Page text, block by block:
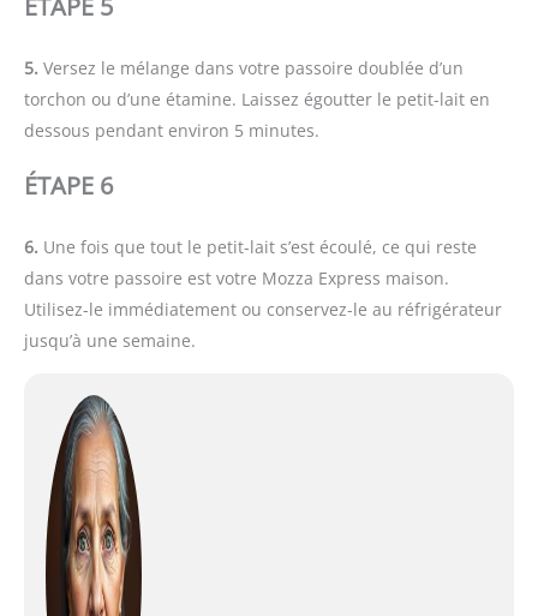
ÉTAPE 5
5. Versez le mélange dans votre passoire doublée d’un
torchon ou d’une étamine. Laissez égoutter le petit-lait en
dessous pendant environ 5 minutes.
ÉTAPE 6
6. Une fois que tout le petit-lait s’est écoulé, ce qui reste
dans votre passoire est votre Mozza Express maison.
Utilisez-le immédiatement ou conservez-le au réfrigérateur
jusqu’à une semaine.